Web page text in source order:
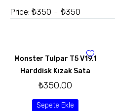
Price: ₺350 - ₺350
Monster Tulpar T5 V19.1
Harddisk Kızak Sata
₺350,00
Sepete Ekle